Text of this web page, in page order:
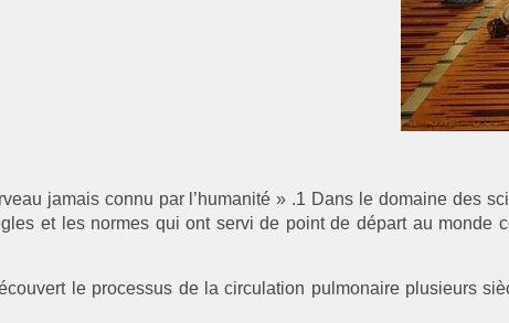
jamais connu par l’humanité » .1 Dans le domaine des
et les normes qui ont servi de point de départ au monde
le processus de la circulation pulmonaire plusieurs